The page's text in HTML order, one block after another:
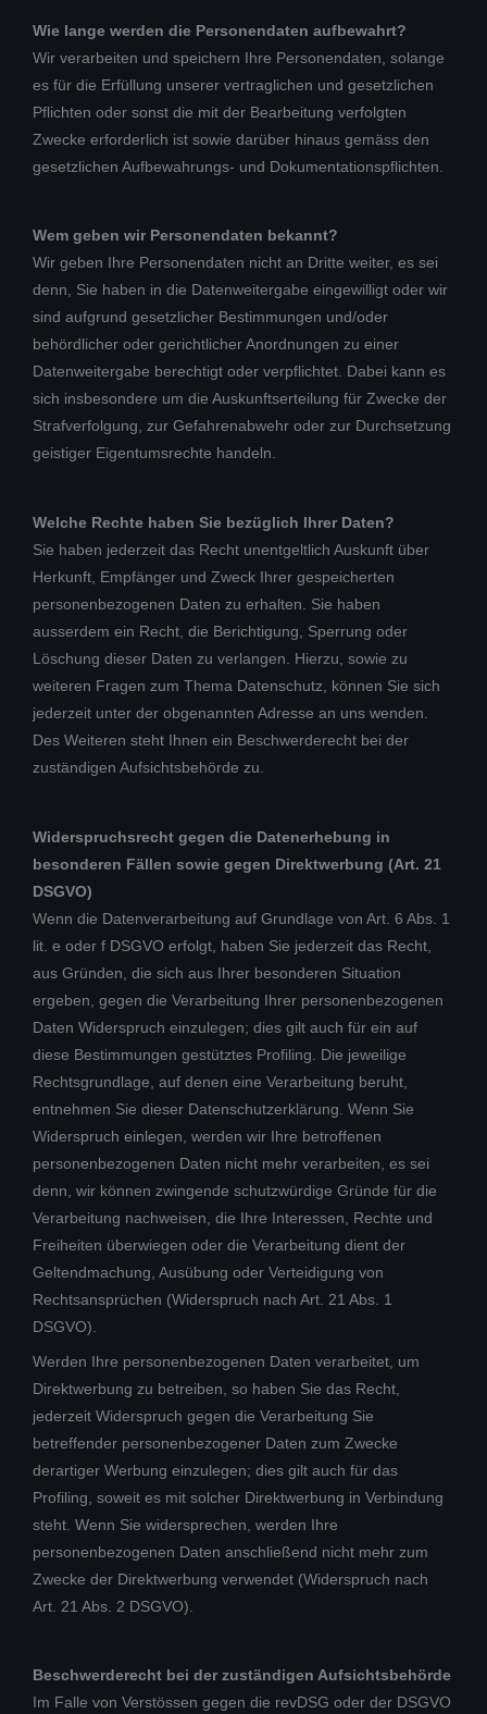
Wie lange werden die Personendaten aufbewahrt?
Wir verarbeiten und speichern Ihre Personendaten, solange
es für die Erfüllung unserer vertraglichen und gesetzlichen
Pflichten oder sonst die mit der Bearbeitung verfolgten
Zwecke erforderlich ist sowie darüber hinaus gemäss den
gesetzlichen Aufbewahrungs- und Dokumentationspflichten.
Wem geben wir Personendaten bekannt?
Wir geben Ihre Personendaten nicht an Dritte weiter, es sei
denn, Sie haben in die Datenweitergabe eingewilligt oder wir
sind aufgrund gesetzlicher Bestimmungen und/oder
behördlicher oder gerichtlicher Anordnungen zu einer
Datenweitergabe berechtigt oder verpflichtet. Dabei kann es
sich insbesondere um die Auskunftserteilung für Zwecke der
Strafverfolgung, zur Gefahrenabwehr oder zur Durchsetzung
geistiger Eigentumsrechte handeln.
Welche Rechte haben Sie bezüglich Ihrer Daten?
Sie haben jederzeit das Recht unentgeltlich Auskunft über
Herkunft, Empfänger und Zweck Ihrer gespeicherten
personenbezogenen Daten zu erhalten. Sie haben
ausserdem ein Recht, die Berichtigung, Sperrung oder
Löschung dieser Daten zu verlangen. Hierzu, sowie zu
weiteren Fragen zum Thema Datenschutz, können Sie sich
jederzeit unter der obgenannten Adresse an uns wenden.
Des Weiteren steht Ihnen ein Beschwerderecht bei der
zuständigen Aufsichtsbehörde zu.
Widerspruchsrecht gegen die Datenerhebung in
besonderen Fällen sowie gegen Direktwerbung (Art. 21
DSGVO)
Wenn die Datenverarbeitung auf Grundlage von Art. 6 Abs. 1
lit. e oder f DSGVO erfolgt, haben Sie jederzeit das Recht,
aus Gründen, die sich aus Ihrer besonderen Situation
ergeben, gegen die Verarbeitung Ihrer personenbezogenen
Daten Widerspruch einzulegen; dies gilt auch für ein auf
diese Bestimmungen gestütztes Profiling. Die jeweilige
Rechtsgrundlage, auf denen eine Verarbeitung beruht,
entnehmen Sie dieser Datenschutzerklärung. Wenn Sie
Widerspruch einlegen, werden wir Ihre betroffenen
personenbezogenen Daten nicht mehr verarbeiten, es sei
denn, wir können zwingende schutzwürdige Gründe für die
Verarbeitung nachweisen, die Ihre Interessen, Rechte und
Freiheiten überwiegen oder die Verarbeitung dient der
Geltendmachung, Ausübung oder Verteidigung von
Rechtsansprüchen (Widerspruch nach Art. 21 Abs. 1
DSGVO).
Werden Ihre personenbezogenen Daten verarbeitet, um
Direktwerbung zu betreiben, so haben Sie das Recht,
jederzeit Widerspruch gegen die Verarbeitung Sie
betreffender personenbezogener Daten zum Zwecke
derartiger Werbung einzulegen; dies gilt auch für das
Profiling, soweit es mit solcher Direktwerbung in Verbindung
steht. Wenn Sie widersprechen, werden Ihre
personenbezogenen Daten anschließend nicht mehr zum
Zwecke der Direktwerbung verwendet (Widerspruch nach
Art. 21 Abs. 2 DSGVO).
Beschwerderecht bei der zuständigen Aufsichtsbehörde
Im Falle von Verstössen gegen die revDSG oder der DSGVO